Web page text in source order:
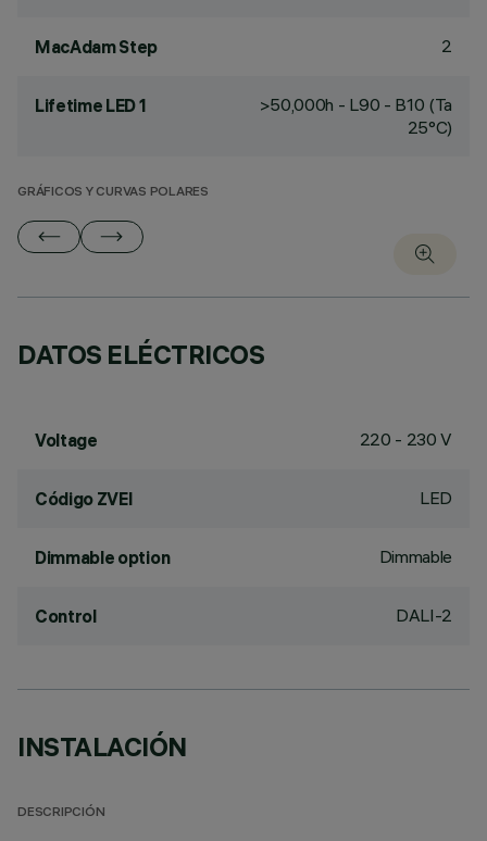
MacAdam Step 2
Lifetime LED 1
>50,000h - L90 - B10 (Ta
25°C)
GRÁFICOS Y CURVAS POLARES
DATOS ELÉCTRICOS
Voltage 220 - 230 V
Código ZVEI LED
Dimmable option Dimmable
Control DALI-2
INSTALACIÓN
DESCRIPCIÓN